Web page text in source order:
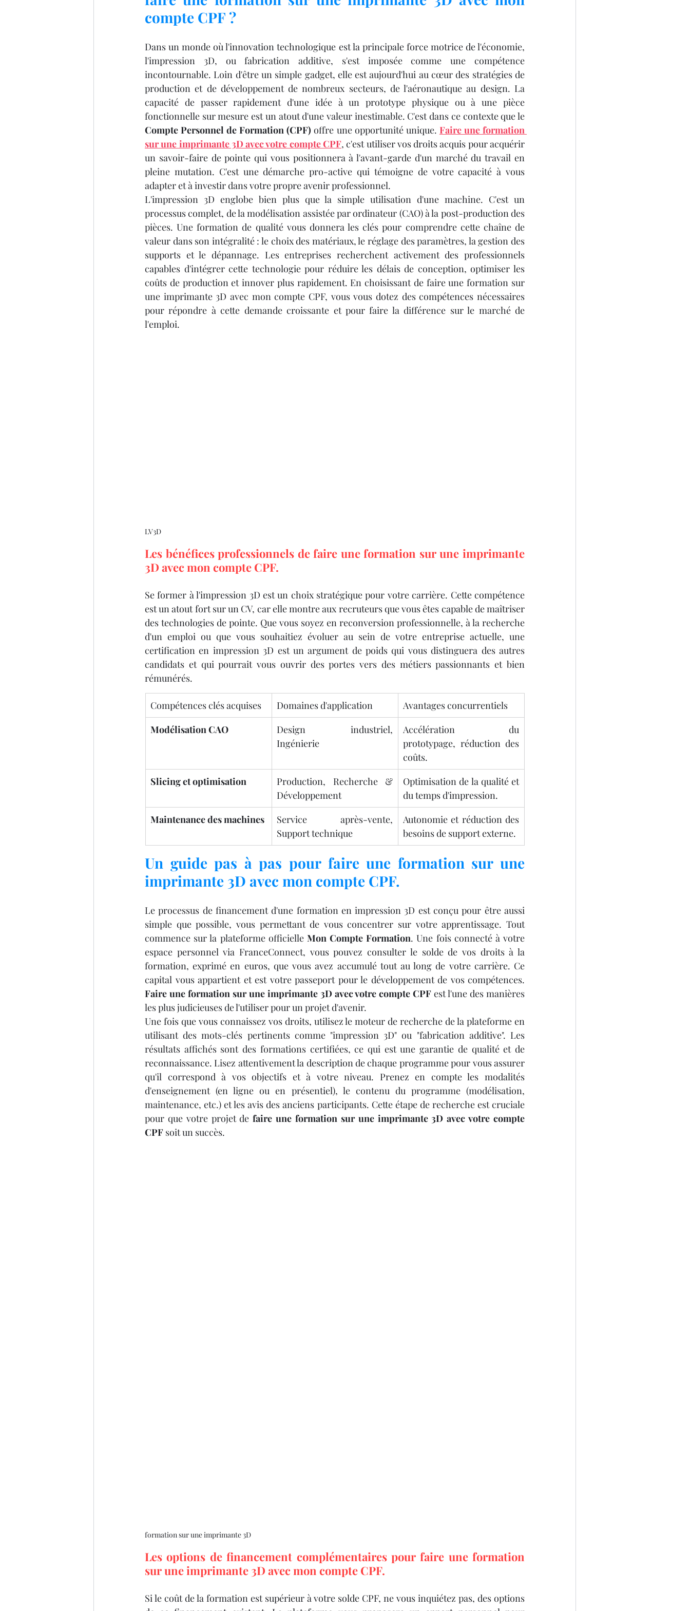
imprimante 3D professionelle Impression à la Demande SCANNER 3D SCANNER 3D
Formation 3D éligible au CPF OUTILLAGE Formation impression 3D
impression 3D à la demande Formation 3D avec CPF Refaire une piece en 3D
compte CPF ?
Dans un monde où l'innovation technologique est la principale force motrice de l'économie,
l'impression 3D, ou fabrication additive, s'est imposée comme une compétence
incontournable. Loin d'être un simple gadget, elle est aujourd'hui au cœur des stratégies de
production et de développement de nombreux secteurs, de l'aéronautique au design. La
capacité de passer rapidement d'une idée à un prototype physique ou à une pièce
Compte Personnel de Formation (CPF) offre une opportunité unique. Faire une formation
sur une imprimante 3D avec votre compte CPF, c'est utiliser vos droits acquis pour acquérir
un savoir-faire de pointe qui vous positionnera à l'avant-garde d'un marché du travail en
pleine mutation. C'est une démarche pro-active qui témoigne de votre capacité à vous
adapter et à investir dans votre propre avenir professionnel.
L'impression 3D englobe bien plus que la simple utilisation d'une machine. C'est un
processus complet, de la modélisation assistée par ordinateur (CAO) à la post-production des
pièces. Une formation de qualité vous donnera les clés pour comprendre cette chaîne de
valeur dans son intégralité : le choix des matériaux, le réglage des paramètres, la gestion des
supports et le dépannage. Les entreprises recherchent activement des professionnels
capables d'intégrer cette technologie pour réduire les délais de conception, optimiser les
coûts de production et innover plus rapidement. En choisissant de faire une formation sur
une imprimante 3D avec mon compte CPF, vous vous dotez des compétences nécessaires
pour répondre à cette demande croissante et pour faire la différence sur le marché de
l'emploi.
LV3D
Les bénéfices professionnels de faire une formation sur une imprimante
3D avec mon compte CPF.
Se former à l'impression 3D est un choix stratégique pour votre carrière. Cette compétence
est un atout fort sur un CV, car elle montre aux recruteurs que vous êtes capable de maîtriser
des technologies de pointe. Que vous soyez en reconversion professionnelle, à la recherche
d'un emploi ou que vous souhaitiez évoluer au sein de votre entreprise actuelle, une
certification en impression 3D est un argument de poids qui vous distinguera des autres
candidats et qui pourrait vous ouvrir des portes vers des métiers passionnants et bien
rémunérés.
Compétences clés acquises Domaines d'application
Avantages concurrentiels
Modélisation CAO
Design industriel,
Ingénierie
Accélération du
prototypage, réduction des
coûts.
Slicing et optimisation
Production, Recherche &
Développement
Optimisation de la qualité et
du temps d'impression.
Maintenance des machines
Service après-vente,
Support technique
Autonomie et réduction des
besoins de support externe.
Un guide pas à pas pour faire une formation sur une
imprimante 3D avec mon compte CPF.
Le processus de financement d'une formation en impression 3D est conçu pour être aussi
simple que possible, vous permettant de vous concentrer sur votre apprentissage. Tout
commence sur la plateforme officielle Mon Compte Formation. Une fois connecté à votre
espace personnel via FranceConnect, vous pouvez consulter le solde de vos droits à la
formation, exprimé en euros, que vous avez accumulé tout au long de votre carrière. Ce
Faire une formation sur une imprimante 3D avec votre compte CPF est l'une des manières
les plus judicieuses de l'utiliser pour un projet d'avenir.
Une fois que vous connaissez vos droits, utilisez le moteur de recherche de la plateforme en
utilisant des mots-clés pertinents comme "impression 3D" ou "fabrication additive". Les
résultats affichés sont des formations certifiées, ce qui est une garantie de qualité et de
reconnaissance. Lisez attentivement la description de chaque programme pour vous assurer
qu'il correspond à vos objectifs et à votre niveau. Prenez en compte les modalités
d'enseignement (en ligne ou en présentiel), le contenu du programme (modélisation,
maintenance, etc.) et les avis des anciens participants. Cette étape de recherche est cruciale
pour que votre projet de faire une formation sur une imprimante 3D avec votre compte
CPF soit un succès.
formation sur une imprimante 3D
Les options de financement complémentaires pour faire une formation
sur une imprimante 3D avec mon compte CPF.
Si le coût de la formation est supérieur à votre solde CPF, ne vous inquiétez pas, des options